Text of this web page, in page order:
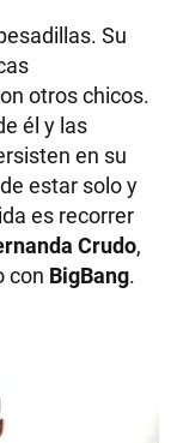
Su
otros chicos.
él y las
en su
estar solo y
es recorrer
Crudo,
con BigBang.